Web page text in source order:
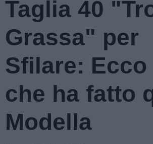
Taglia 40
Grassa" per
Sfilare: Ecco
che ha fatto
Modella